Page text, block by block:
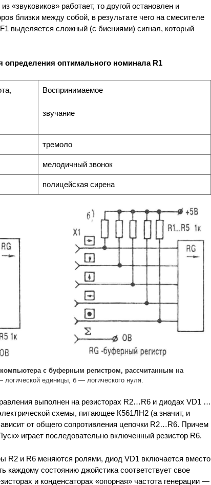
«звуковиков» работает, то другой остановлен и
близки между собой, в результате чего на смесителе
выделяется сложный (с биениями) сигнал, который
оптимального номинала R1
Воспринимаемое
звучание
тремоло
мелодичный звонок
полицейская сирена
с буферным регистром, рассчитанным на
логической единицы, б — логического нуля.
выполнен на резисторах R2…R6 и диодах VD1 …
схемы, питающее К561ЛН2 (а значит, и
от общего сопротивления цепочки R2…R6. Причем
играет последовательно включенный резистор R6.
R2 и R6 меняются ролями, диод VD1 включается вместо
каждому состоянию джойстика соответствует свое
и конденсаторах «опорная» частота генерации —